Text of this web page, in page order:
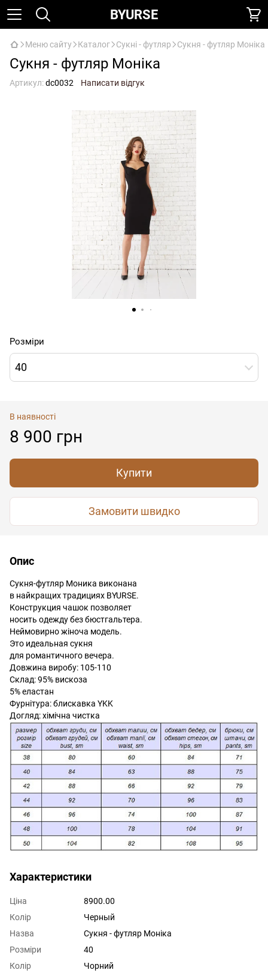
BYURSE
Меню сайту Каталог Сукні - футляр Сукня - футляр Монiка
Сукня - футляр Монiка
Артикул:dc0032 Написати відгук
Розміри
40
В наявності
8 900 грн
Купити
Замовити швидко
Опис
Сукня-футляр Моника виконана
в найкращих традициях BYURSE.
Конструкция чашок позволяет
носить одежду без бюстгальтера.
Неймовирно жіноча модель.
Это идеальная сукня
для романтичного вечера.
Довжина виробу: 105-110
Склад: 95% вискоза
5% еластан
Фурнітура: блискавка YKK
Догляд: хімічна чистка
Характеристики
Ціна
8900.00
Колір
Черный
Назва
Сукня - футляр Монiка
Розміри
40
Колір
Чорний